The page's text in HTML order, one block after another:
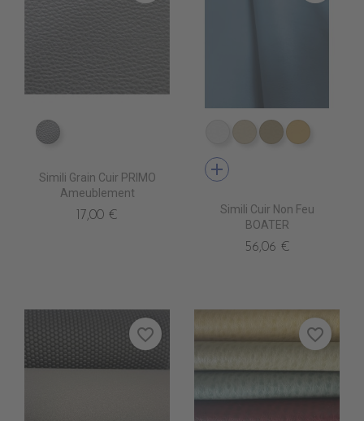
EN6000 ARGENT
Simili Grain Cuir PRIMO
Ameublement
17,00 €
EN3500 BLANC
EN3510 IVOIRE
EN3520EN3530
add
Simili Cuir Non Feu
BOATER
56,06 €
favorite_border favorite_border